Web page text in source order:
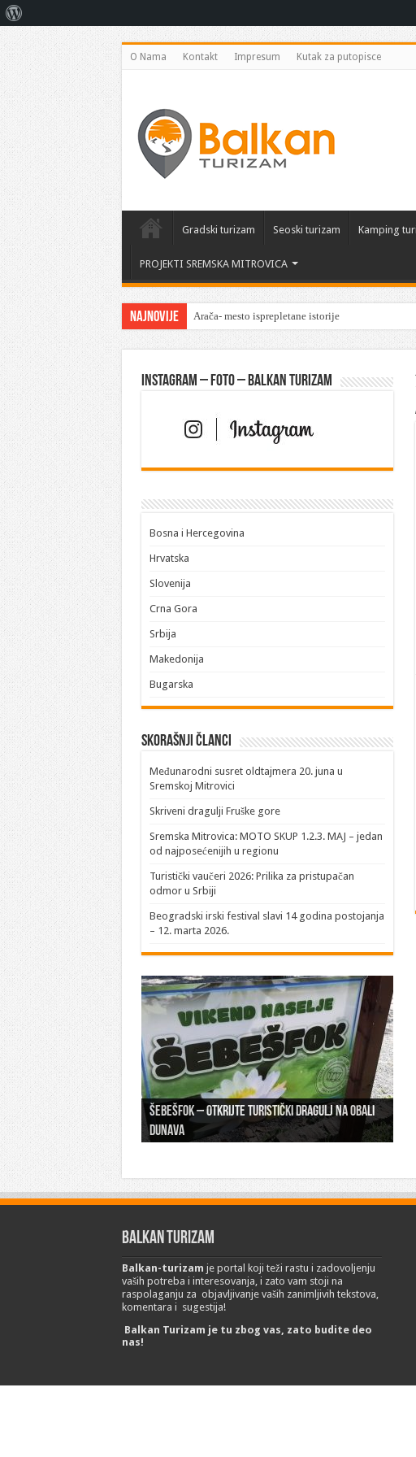
O Nama Kontakt Impresum Kutak za putopisce
Gradski turizam Seoski turizam Kamping
PROJEKTI SREMSKA MITROVICA
Najnovije Arača- mesto isprepletane istorije
Instagram – FOTO – Balkan turizam
Bosna i Hercegovina
Hrvatska
Slovenija
Crna Gora
Srbija
Makedonija
Bugarska
Skorašnji članci
​Međunarodni susret oldtajmera 20. juna u
Sremskoj Mitrovici
Skriveni dragulji Fruške gore
Sremska Mitrovica: MOTO SKUP 1.2.3. MAJ – jedan
od najposećenijih u regionu
Turistički vaučeri 2026: Prilika za pristupačan
odmor u Srbiji
Beogradski irski festival slavi 14 godina postojanja
– 12. marta 2026.
Šebešfok – Otkrijte turistički dragulj na obali
Dunava
Erdevik: Sremska kulenijada 8. juna
Pomerena kupališna sezona na Gradskoj plaži u
Sremskoj Mitrovici
Novi Sad: Exit festival od 6.do 9. jula
26. Međunarodni sajam turizma „EMITT 2023“
Balkan Turizam
Balkan-turizam je portal koji teži rastu i zadovoljenju
vaših potreba i interesovanja, i zato vam stoji na
raspolaganju za objavljivanje vaših zanimljivih tekstova,
komentara i sugestija!
Balkan Turizam je tu zbog vas, zato budite deo
nas!
Vordpresu